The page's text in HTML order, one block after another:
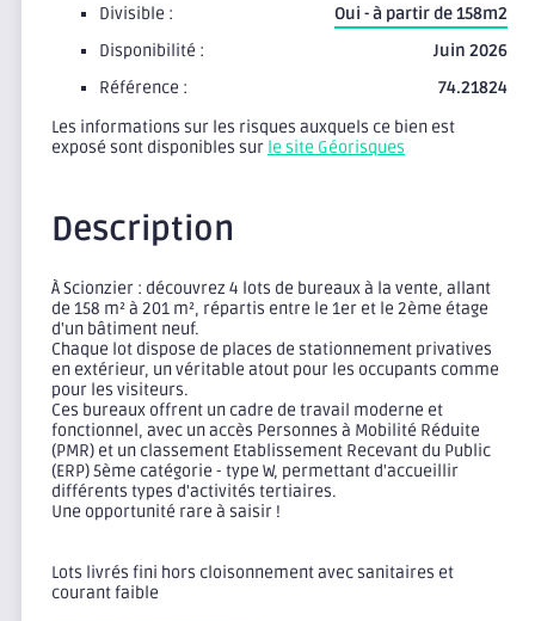
Divisible :
Oui - à partir de 158m2
Disponibilité :
Juin 2026
Référence :
74.21824
Les informations sur les risques auxquels ce bien est
exposé sont disponibles sur le site Géorisques
Description
À Scionzier : découvrez 4 lots de bureaux à la vente, allant
de 158 m² à 201 m², répartis entre le 1er et le 2ème étage
d'un bâtiment neuf.
Chaque lot dispose de places de stationnement privatives
en extérieur, un véritable atout pour les occupants comme
pour les visiteurs.
Ces bureaux offrent un cadre de travail moderne et
fonctionnel, avec un accès Personnes à Mobilité Réduite
(PMR) et un classement Etablissement Recevant du Public
(ERP) 5ème catégorie - type W, permettant d'accueillir
différents types d'activités tertiaires.
Une opportunité rare à saisir !
Lots livrés fini hors cloisonnement avec sanitaires et
courant faible